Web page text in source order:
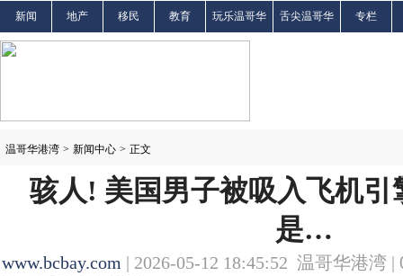
新闻 地产 移民 教育 玩乐温哥华 舌尖温哥华 专栏
温哥华港湾 > 新闻中心 > 正文
骇人! 美国男子被吸入飞机引
是…
www.bcbay.com | 2026-05-12 18:45:52 温哥华港湾 |